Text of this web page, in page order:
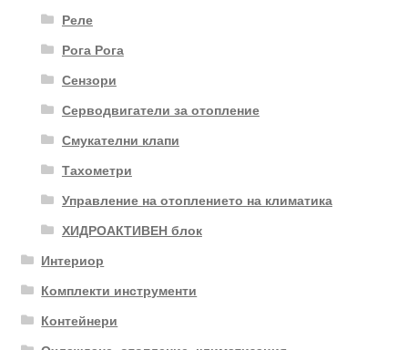
Реле
Рога Рога
Сензори
Серводвигатели за отопление
Смукателни клапи
Тахометри
Управление на отоплението на климатика
ХИДРОАКТИВЕН блок
Интериор
Комплекти инструменти
Контейнери